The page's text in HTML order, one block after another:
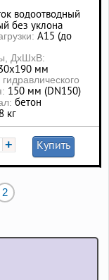
водоотводный
без уклона
А15 (до
ДхШхВ:
мм
150 мм (DN150)
бетон
кг
+ Купить
2